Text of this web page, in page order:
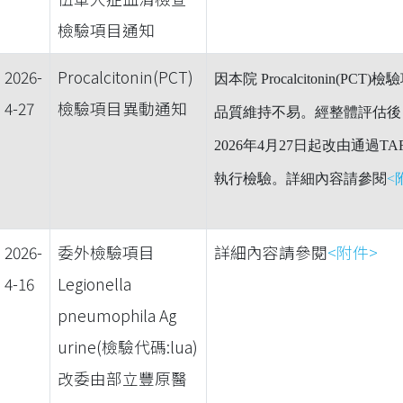
檢驗項目通知
2026-
4-27
Procalcitonin(PCT)
檢驗項目異動通知
因本院 Procalcitonin(PCT)檢
品質維持不易。經整體評估
2026年4月27日起改由通過
執行檢驗。詳細內容請參閱<
2026-
4-16
委外檢驗項目
Legionella
pneumophila Ag
urine(檢驗代碼:lua)
改委由部立豐原醫
詳細內容請參閱<附件>